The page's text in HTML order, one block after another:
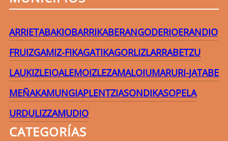
ARRIETABAKIOBARRIKABERANGODERIOERANDIO
FRUIZGAMIZ-FIKAGATIKAGORLIZLARRABETZU
LAUKIZLEIOALEMOIZLEZAMALOIUMARURI-JATABE
MEÑAKAMUNGIAPLENTZIASONDIKASOPELA
URDULIZZAMUDIO
CATEGORÍAS